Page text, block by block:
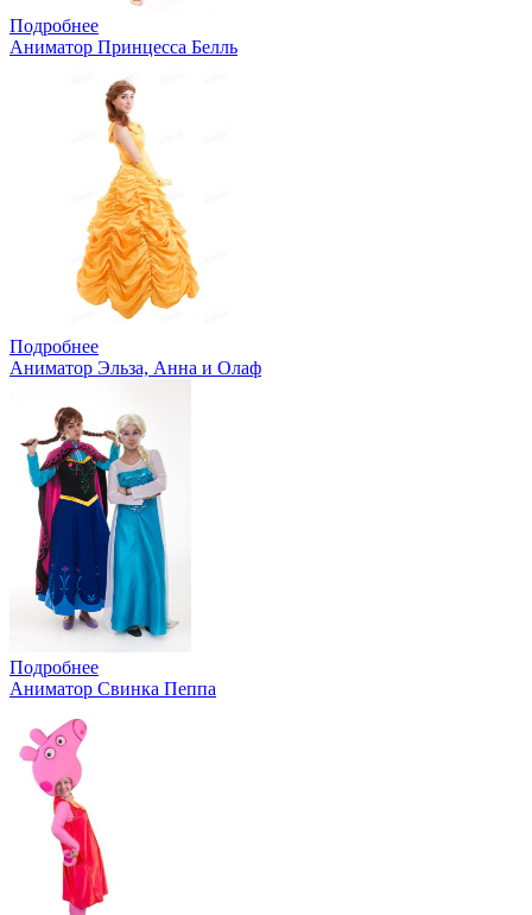
Подробнее
Аниматор Принцесса Белль
Подробнее
Аниматор Эльза, Анна и Олаф
Подробнее
Аниматор Свинка Пеппа